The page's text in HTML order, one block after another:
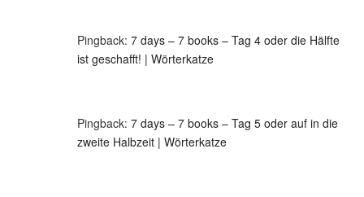
Pingback: 7 days – 7 books – Tag 4 oder die Hälfte
ist geschafft! | Wörterkatze
Pingback: 7 days – 7 books – Tag 5 oder auf in die
zweite Halbzeit | Wörterkatze